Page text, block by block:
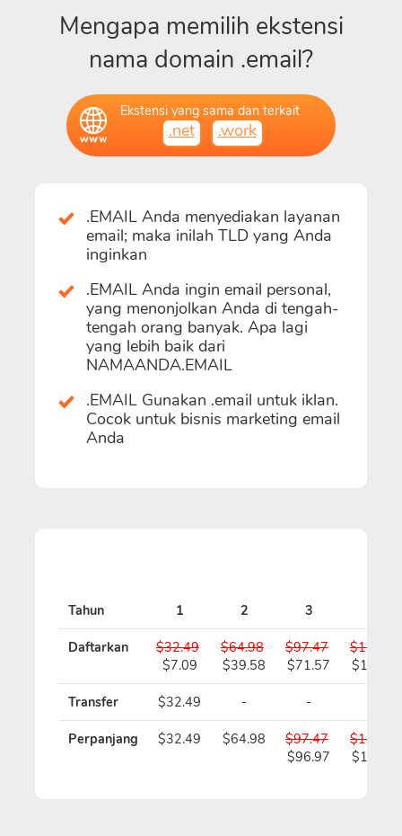
Mengapa memilih ekstensi
nama domain .email?
Ekstensi yang sama dan terkait
.net .work
.EMAIL Anda menyediakan layanan
email; maka inilah TLD yang Anda
inginkan
.EMAIL Anda ingin email personal,
yang menonjolkan Anda di tengah-
tengah orang banyak. Apa lagi
yang lebih baik dari
NAMAANDA.EMAIL
.EMAIL Gunakan .email untuk iklan.
Cocok untuk bisnis marketing email
Anda
Tahun 1 2 3
Daftarkan
$32.49
$7.09
$64.98
$39.58
$97.47
$71.57
$129.96
$103.56
Transfer $32.49 - -
Perpanjang $32.49 $64.98
$97.47
$96.97
$129.96
$128.96